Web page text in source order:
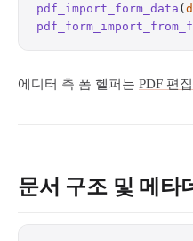
pdf_import_form_data (
에디터 측 폼 헬퍼는 PDF 편집
문서 구조 및 메타